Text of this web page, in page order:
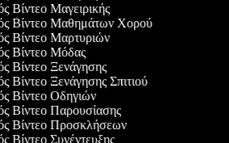
Βίντεο Μαγειρικής
Βίντεο Μαθημάτων Χορού
Βίντεο Μαρτυριών
Βίντεο Μόδας
Βίντεο Ξενάγησης
Βίντεο Ξενάγησης Σπιτιού
Βίντεο Οδηγιών
Βίντεο Παρουσίασης
Βίντεο Προσκλήσεων
Βίντεο Συνέντευξης